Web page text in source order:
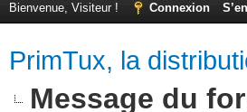
Bienvenue, Visiteur ! Connexion
PrimTux, la
Message du